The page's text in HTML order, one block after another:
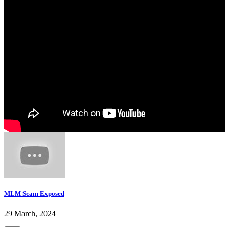
MLM Scam Exposed
29 March, 2024